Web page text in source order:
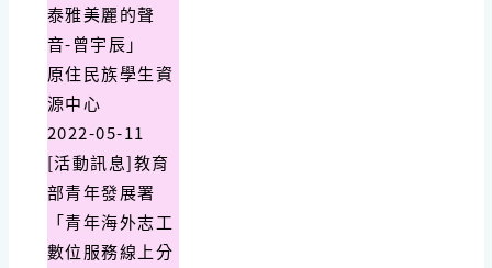
泰雅美麗的聲
音-曾宇辰」
原住民族學生資
源中心
2022-05-11
[活動訊息]教育
部青年發展署
「青年海外志工
數位服務線上分